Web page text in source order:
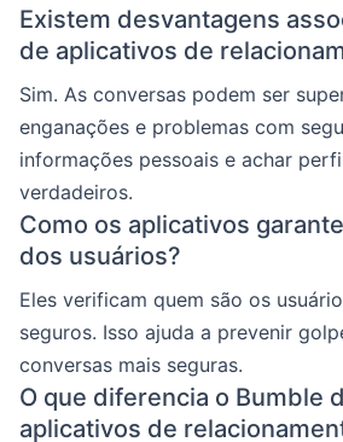
Existem desvantagens
de aplicativos de
Sim. As conversas podem ser
enganações e problemas com
informações pessoais e achar
verdadeiros.
Como os aplicativos
dos usuários?
Eles verificam quem são os
seguros. Isso ajuda a prevenir
conversas mais seguras.
O que diferencia o Bumble
aplicativos de